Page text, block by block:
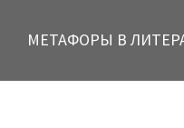
МЕТАФОРЫ В